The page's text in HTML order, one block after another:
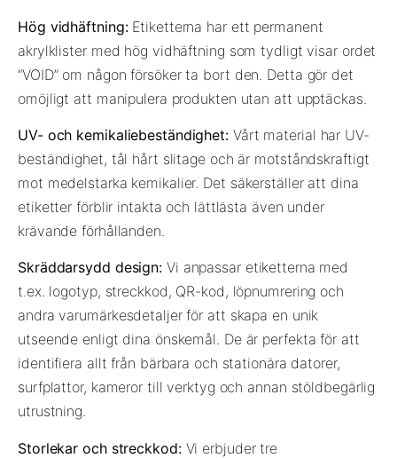
Hög vidhäftning:Etiketterna har ett permanent
akrylklister med hög vidhäftning som tydligt visar ordet
”VOID” om någon försöker ta bort den. Detta gör det
omöjligt att manipulera produkten utan att upptäckas.
UV- och kemikaliebeständighet: Vårt material har UV-
beständighet, tål hårt slitage och är motståndskraftigt
mot medelstarka kemikalier. Det säkerställer att dina
etiketter förblir intakta och lättlästa även under
krävande förhållanden.
Skräddarsydd design: Vi anpassar etiketterna med
t.ex. logotyp, streckkod, QR-kod, löpnumrering och
andra varumärkesdetaljer för att skapa en unik
utseende enligt dina önskemål. De är perfekta för att
identifiera allt från bärbara och stationära datorer,
surfplattor, kameror till verktyg och annan stöldbegärlig
utrustning.
Storlekar och streckkod:Vi erbjuder tre